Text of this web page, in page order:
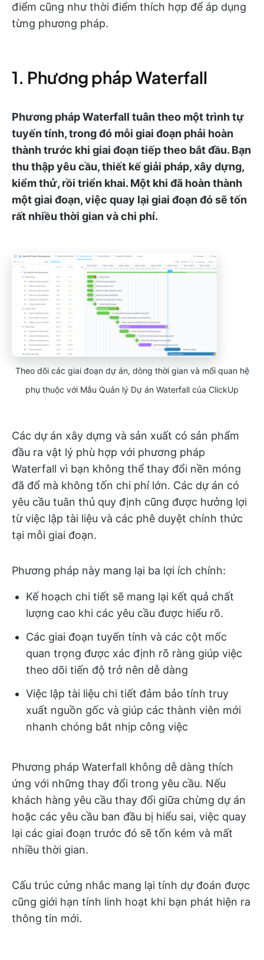
điểm cũng như thời điểm thích hợp để áp dụng
từng phương pháp.
1. Phương pháp Waterfall
Phương pháp Waterfall tuân theo một trình tự
tuyến tính, trong đó mỗi giai đoạn phải hoàn
thành trước khi giai đoạn tiếp theo bắt đầu. Bạn
thu thập yêu cầu, thiết kế giải pháp, xây dựng,
kiểm thử, rồi triển khai. Một khi đã hoàn thành
một giai đoạn, việc quay lại giai đoạn đó sẽ tốn
rất nhiều thời gian và chi phí.
Theo dõi các giai đoạn dự án, dòng thời gian và mối quan hệ
phụ thuộc với Mẫu Quản lý Dự án Waterfall của ClickUp
Các dự án xây dựng và sản xuất có sản phẩm
đầu ra vật lý phù hợp với phương pháp
Waterfall vì bạn không thể thay đổi nền móng
đã đổ mà không tốn chi phí lớn. Các dự án có
yêu cầu tuân thủ quy định cũng được hưởng lợi
từ việc lập tài liệu và các phê duyệt chính thức
tại mỗi giai đoạn.
Phương pháp này mang lại ba lợi ích chính:
Kế hoạch chi tiết sẽ mang lại kết quả chất
lượng cao khi các yêu cầu được hiểu rõ.
Các giai đoạn tuyến tính và các cột mốc
quan trọng được xác định rõ ràng giúp việc
theo dõi tiến độ trở nên dễ dàng
Việc lập tài liệu chi tiết đảm bảo tính truy
xuất nguồn gốc và giúp các thành viên mới
nhanh chóng bắt nhịp công việc
Phương pháp Waterfall không dễ dàng thích
ứng với những thay đổi trong yêu cầu. Nếu
khách hàng yêu cầu thay đổi giữa chừng dự án
hoặc các yêu cầu ban đầu bị hiểu sai, việc quay
lại các giai đoạn trước đó sẽ tốn kém và mất
nhiều thời gian.
Cấu trúc cứng nhắc mang lại tính dự đoán được
cũng giới hạn tính linh hoạt khi bạn phát hiện ra
thông tin mới.